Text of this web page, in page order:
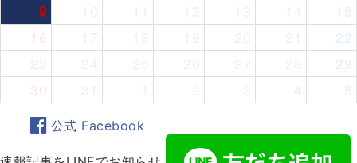
9
15
16
22
23
29
30
5
公式 Facebook